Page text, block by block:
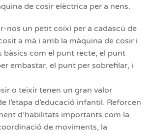
de cosir elèctrica per a nens.
nos un petit coíxí per a cadascú de
a mà i amb la màquina de cosir i
bàsics com el punt recte, el punt
embastar, el punt per sobrefilar, i
o teixir tenen un gran valor
l’etapa d’educació infantil. Reforcen
d’habilitats importants com la
de moviments, la